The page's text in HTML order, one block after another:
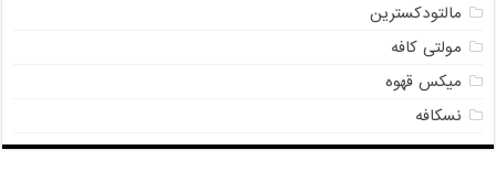
مالتودکسترین
مولتی کافه
میکس قهوه
نسکافه